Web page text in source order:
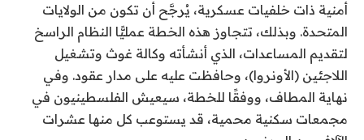
أمنية ذات خلفيات عسكرية، يُرجَّح أن تكون من الولايات
المتحدة. وبذلك، تتجاوز هذه الخطة عمليًّا النظام الراسخ
لتقديم المساعدات، الذي أنشأته وكالة غوث وتشغيل
اللاجئين (الأونروا)، وحافظت عليه على مدار عقود. وفي
نهاية المطاف، ووفقًا للخطة، سيعيش الفلسطينيون في
مجمعات سكنية محمية، قد يستوعب كل منها عشرات